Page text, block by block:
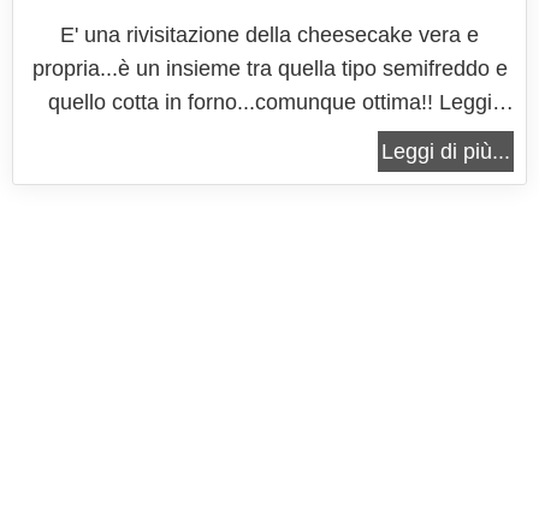
E' una rivisitazione della cheesecake vera e
propria...è un insieme tra quella tipo semifreddo e
quello cotta in forno...comunque ottima!! Leggi
tutto: Cheesecake del Moro 1 commento
Leggi di più...